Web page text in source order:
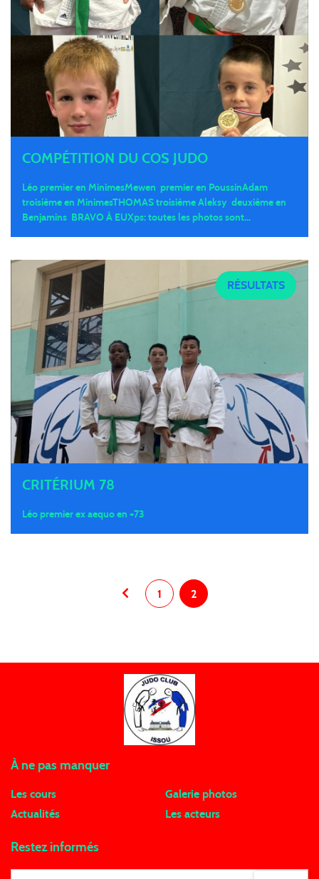
COMPÉTITION DU COS JUDO
Léo premier en MinimesMewen premier en PoussinAdam
troisième en MinimesTHOMAS troisième Aleksy deuxième en
Benjamins BRAVO À EUXps: toutes les photos sont...
RÉSULTATS
CRITÉRIUM 78
Léo premier ex aequo en +73
1 2
À ne pas manquer
Les cours
Actualités
Galerie photos
Les acteurs
Restez informés